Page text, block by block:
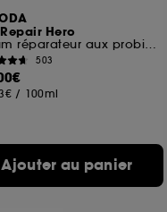
Hero
Sérum réparateur aux probiotiques et à la niacinamide
503
/ 100ml
Ajouter au panier